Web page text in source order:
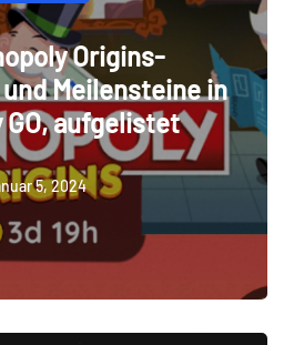
Origins-
Meilensteine ​​in
GO, aufgelistet
5, 2024